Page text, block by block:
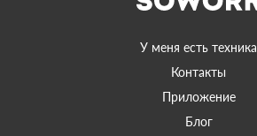
У меня есть техника
Контакты
Приложение
Блог